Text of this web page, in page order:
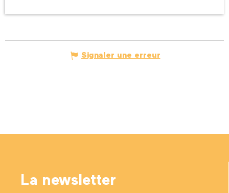
Signaler une erreur
La newsletter